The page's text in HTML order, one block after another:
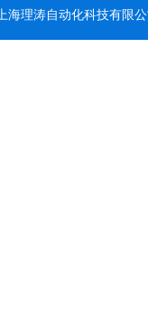
海理涛自动化科技有限